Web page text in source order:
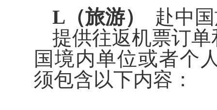
L（旅游）
赴中
提供往返机票订
国境内单位或者个
须包含以下内容：